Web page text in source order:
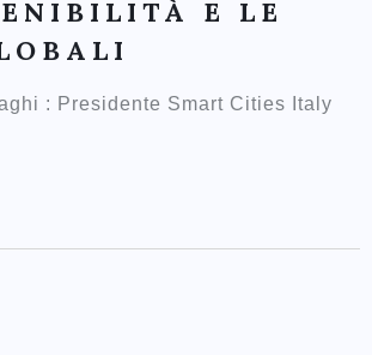
E LE
: Presidente Smart Cities Italy